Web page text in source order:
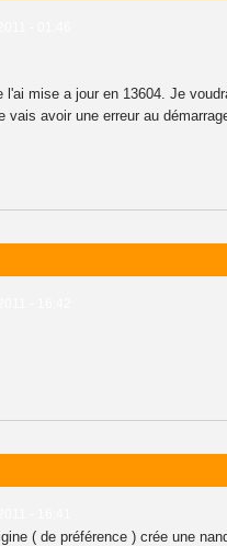
mise a jour en 13604. Je
avoir une erreur au
( de préférence ) crée une